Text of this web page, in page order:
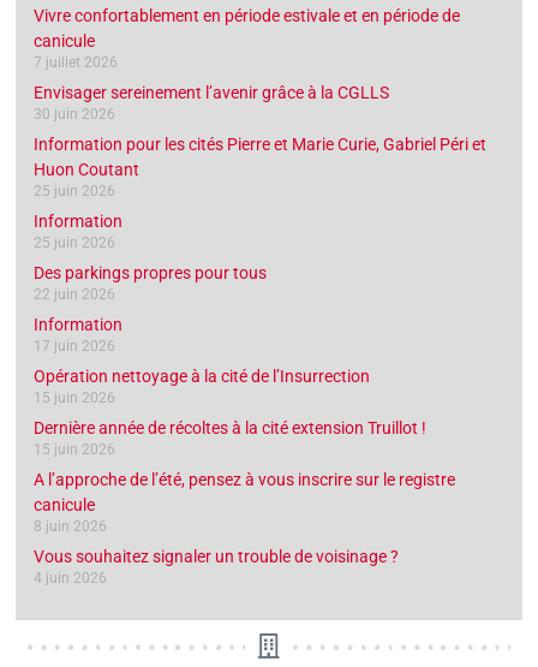
Vivre confortablement en période estivale et en période de
canicule
7 juillet 2026
Envisager sereinement l’avenir grâce à la CGLLS
30 juin 2026
Information pour les cités Pierre et Marie Curie, Gabriel Péri et
Huon Coutant
25 juin 2026
Information
25 juin 2026
Des parkings propres pour tous
22 juin 2026
Information
17 juin 2026
Opération nettoyage à la cité de l’Insurrection
15 juin 2026
Dernière année de récoltes à la cité extension Truillot !
15 juin 2026
A l’approche de l’été, pensez à vous inscrire sur le registre
canicule
8 juin 2026
Vous souhaitez signaler un trouble de voisinage ?
4 juin 2026